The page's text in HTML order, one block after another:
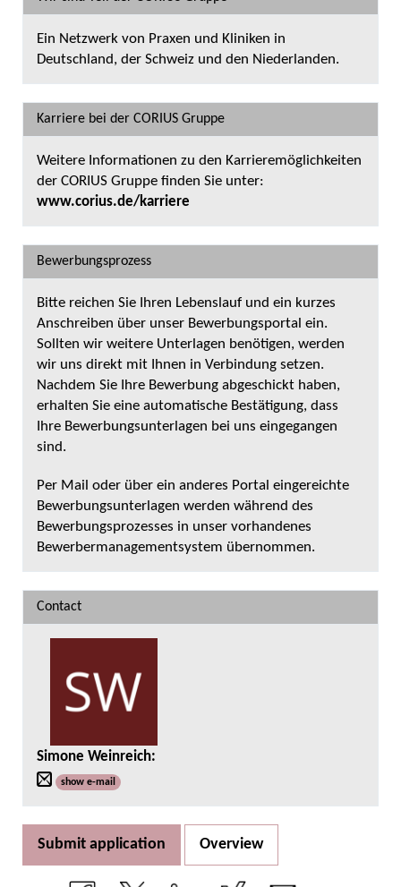
Ein Netzwerk von Praxen und Kliniken in
Deutschland, der Schweiz und den Niederlanden.
Karriere bei der CORIUS Gruppe
Weitere Informationen zu den Karrieremöglichkeiten
der CORIUS Gruppe finden Sie unter:
www.corius.de/karriere
Bewerbungsprozess
Bitte reichen Sie Ihren Lebenslauf und ein kurzes
Anschreiben über unser Bewerbungsportal ein.
Sollten wir weitere Unterlagen benötigen, werden
wir uns direkt mit Ihnen in Verbindung setzen.
Nachdem Sie Ihre Bewerbung abgeschickt haben,
erhalten Sie eine automatische Bestätigung, dass
Ihre Bewerbungsunterlagen bei uns eingegangen
sind.
Per Mail oder über ein anderes Portal eingereichte
Bewerbungsunterlagen werden während des
Bewerbungsprozesses in unser vorhandenes
Bewerbermanagementsystem übernommen.
Contact
Simone Weinreich:
show e-mail
Submit application Overview